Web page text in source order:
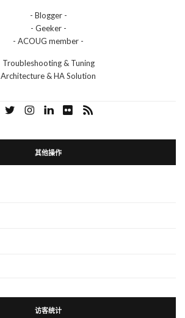
- Blogger -
- Geeker -
- ACOUG member -
Troubleshooting & Tuning
Architecture & HA Solution
其他操作
访客统计